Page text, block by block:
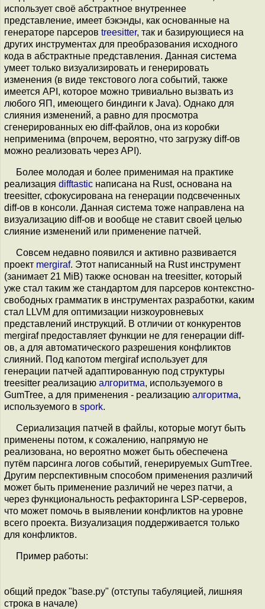
использует своё абстрактное внутреннее
представление, имеет бэкэнды, как основанные на
генераторе парсеров treesitter, так и базирующиеся на
других инструментах для преобразования исходного
кода в абстрактные представления. Данная система
умеет только визуализировать и генерировать
изменения (в виде текстового лога событий, также
имеется API, которое можно тривиально вызвать из
любого ЯП, имеющего биндинги к Java). Однако для
слияния изменений, а равно для просмотра
сгенерированных ею diff-файлов, она из коробки
неприменима (впрочем, вероятно, что загрузку diff-ов
можно реализовать через API).
Более молодая и более применимая на практике
реализация difftastic написана на Rust, основана на
treesitter, сфокусирована на генерации подсвеченных
diff-ов в консоли. Данная система тоже направлена на
визуализацию diff-ов и вообще не ставит своей целью
слияние изменений или применение патчей.
Совсем недавно появился и активно развивается
проект mergiraf. Этот написанный на Rust инструмент
(занимает 21 MiB) также основан на treesitter, который
уже стал таким же стандартом для парсеров контекстно-
свободных грамматик в инструментах разработки, каким
стал LLVM для оптимизации низкоуровневых
представлений инструкций. В отличии от конкурентов
mergiraf предоставляет функции не для генерации diff-
ов, а для автоматического разрешения конфликтов
слияний. Под капотом mergiraf использует для
генерации патчей адаптированную под структуры
treesitter реализацию алгоритма, используемого в
GumTree, а для применения - реализацию алгоритма,
используемого в spork.
Cериализация патчей в файлы, которые могут быть
применены потом, к сожалению, напрямую не
реализована, но вероятно может быть обеспечена
путём парсинга логов событий, генерируемых GumTree.
Другим перспективным способом применения различий
может быть применение различий не через патчи, а
через функциональность рефакторинга LSP-серверов,
что может помочь в выявлении конфликтов на уровне
всего проекта. Визуализация поддерживается только
для конфликтов.
Пример работы:
общий предок "base.py" (отступы табуляцией, лишняя
строка в начале)